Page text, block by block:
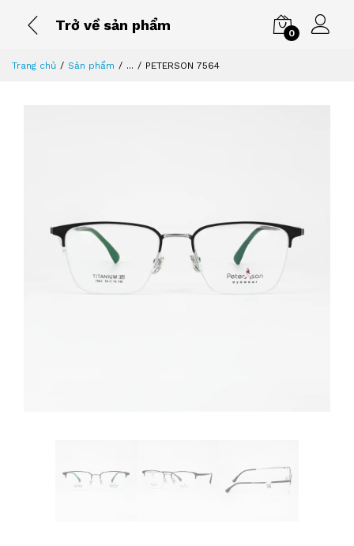
Trở về sản phẩm
0
Trang chủ Sản phẩm ... PETERSON 7564